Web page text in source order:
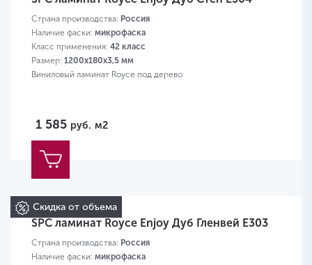
Страна производства: Россия
Наличие фаски: микрофаска
Класс применения: 42 класс
Размер: 1200х180х3,5 мм
Виниловый ламинат Royce под дерево
1 585 руб. м2
Скидка от объема
SPC ламинат Royce Enjoy Дуб Гленвей Е303
Страна производства: Россия
Наличие фаски: микрофаска